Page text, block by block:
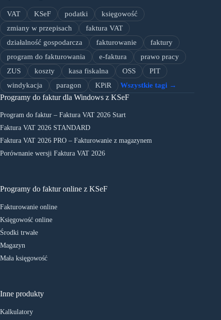
VAT KSeF podatki
księgowość
zmiany w przepisach
faktura VAT
działalność gospodarcza
fakturowanie
faktury
program do fakturowania
e-faktura
prawo pracy
ZUS
koszty kasa fiskalna OSS
PIT
windykacja
paragon KPiR Wszystkie tagi →
Programy do faktur dla Windows z KSeF
Program do faktur – Faktura VAT 2026 Start
Faktura VAT 2026 STANDARD
Faktura VAT 2026 PRO – Fakturowanie z magazynem
Porównanie wersji Faktura VAT 2026
Programy do faktur online z KSeF
Fakturowanie online
Księgowość online
Środki trwałe
Magazyn
Mała księgowość
Inne produkty
Kalkulatory